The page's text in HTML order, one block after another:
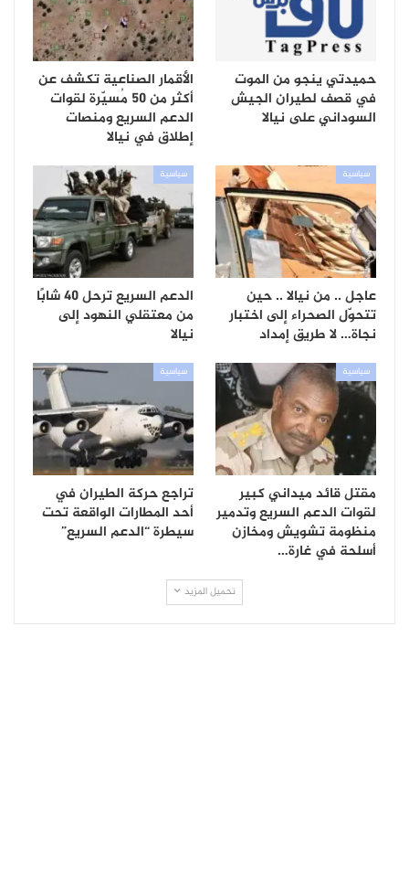
حميدتي ينجو من الموت
في قصف لطيران الجيش
السوداني على نيالا
الأقمار الصناعية تكشف عن
أكثر من 50 مُسيّرة لقوات
الدعم السريع ومنصات
إطلاق في نيالا
سياسية
عاجل .. من نيالا .. حين
تتحوّل الصحراء إلى اختبار
نجاة… لا طريق إمداد
سياسية
الدعم السريع ترحل 40 شابًا
من معتقلي النهود إلى
نيالا
سياسية
مقتل قائد ميداني كبير
لقوات الدعم السريع وتدمير
منظومة تشويش ومخازن
أسلحة في غارة…
سياسية
تراجع حركة الطيران في
أحد المطارات الواقعة تحت
سيطرة “الدعم السريع”
تحميل المزيد